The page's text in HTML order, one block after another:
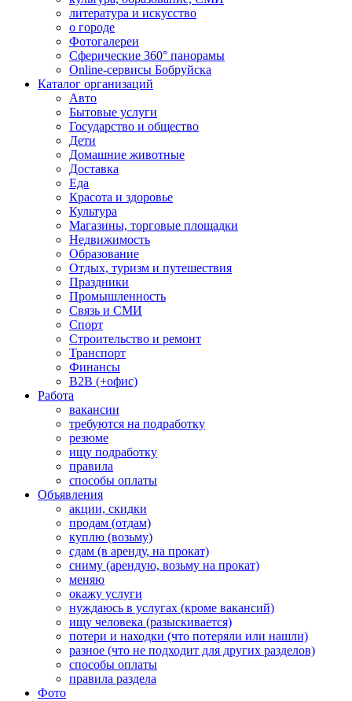
литература и искусство
о городе
Фотогалереи
Сферические 360° панорамы
Online-сервисы Бобруйска
Каталог организаций
Авто
Бытовые услуги
Государство и общество
Дети
Домашние животные
Доставка
Еда
Красота и здоровье
Культура
Магазины, торговые площадки
Недвижимость
Образование
Отдых, туризм и путешествия
Праздники
Промышленность
Связь и СМИ
Спорт
Строительство и ремонт
Транспорт
Финансы
B2B (+офис)
Работа
вакансии
требуются на подработку
резюме
ищу подработку
правила
способы оплаты
Объявления
акции, скидки
продам (отдам)
куплю (возьму)
сдам (в аренду, на прокат)
сниму (арендую, возьму на прокат)
меняю
окажу услуги
нуждаюсь в услугах (кроме вакансий)
ищу человека (разыскивается)
потери и находки (что потеряли или нашли)
разное (что не подходит для других разделов)
способы оплаты
правила раздела
Фото